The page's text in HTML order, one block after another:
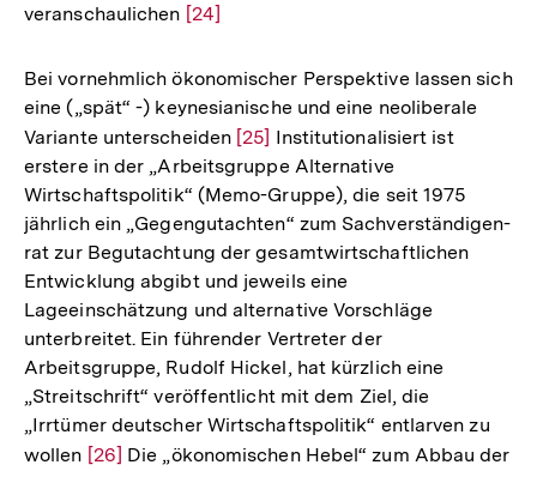
veranschaulichen Zur
der
Fußnote
[24]
Bei vornehmlich ökonomischer Perspektive lassen sich
eine („spät“ -) keynesianische und eine neoliberale
Variante unterscheiden Zur
Auflösung
der
Fußnote
[25] Institutionalisiert ist
erstere in der „Arbeitsgruppe Alternative
Wirtschaftspolitik“ (Memo-Gruppe), die seit 1975
jährlich ein „Gegengutachten“ zum Sachverständigen-
rat zur Begutachtung der gesamtwirtschaftlichen
Entwicklung abgibt und jeweils eine
Lageeinschätzung und alternative Vorschläge
unterbreitet. Ein führender Vertreter der
Arbeitsgruppe, Rudolf Hickel, hat kürzlich eine
„Streitschrift“ veröffentlicht mit dem Ziel, die
„Irrtümer deutscher Wirtschaftspolitik“ entlarven zu
wollen Zur
[26] Die „ökonomischen Hebel“ zum Abbau der
Zum